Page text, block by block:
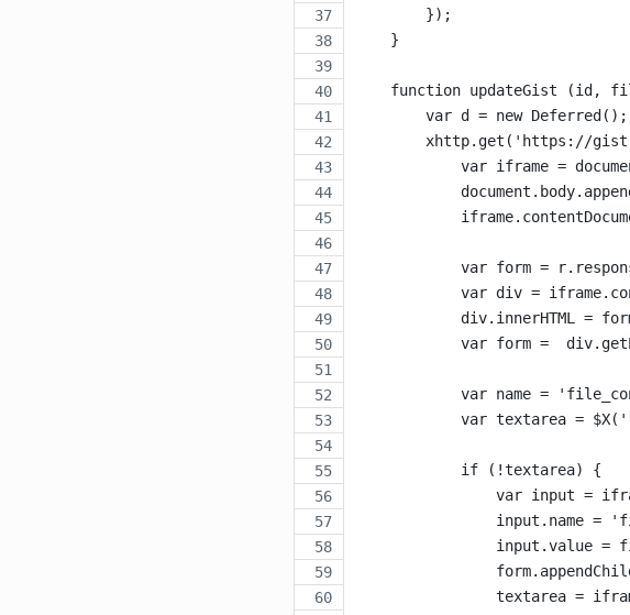
        });
    }
function updateGist (id,
        var d = new Deferred();
xhttp.get('https://
var iframe =
var form =
var div =
div.innerHTML =
var form =
var name =
var textarea =
            if (!textarea) {
var input =
input.name =
input.value =
textarea =